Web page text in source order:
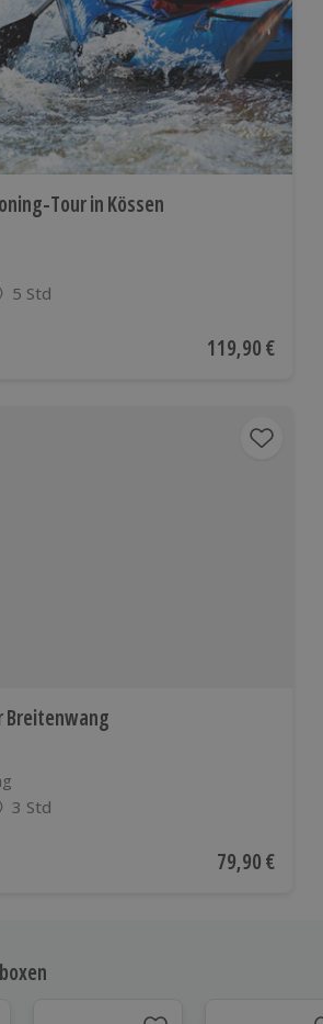
Tour in Kössen
5 Std
basierend auf 8 BewertungenAktueller Preis
119,90 €
Breitenwang
3 Std
Aktueller
79,90 €